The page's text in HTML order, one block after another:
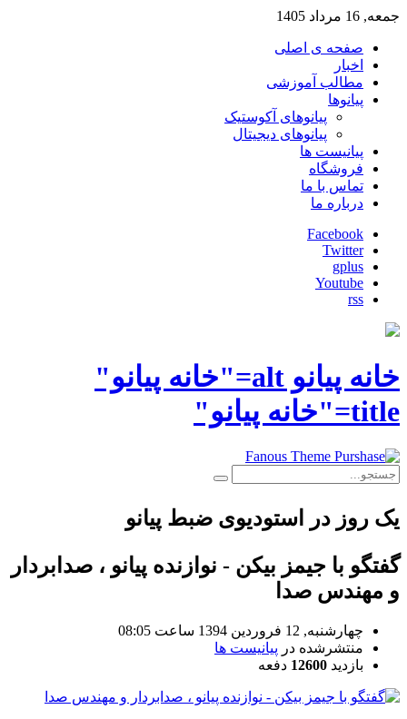
جمعه, 16 مرداد 1405
صفحه ی اصلی
اخبار
مطالب آموزشی
پیانوها
پیانوهای آکوستیک
پیانوهای دیجیتال
پیانیست ها
فروشگاه
تماس با ما
درباره ما
Facebook
Twitter
gplus
Youtube
rss
خانه پیانو alt="خانه پیانو"
title="خانه پیانو"
یک روز در استودیوی ضبط پیانو
گفتگو با جيمز بيكن - نوازنده پیانو ، صدابردار
و مهندس صدا
چهارشنبه, 12 فروردين 1394 ساعت 08:05
منتشرشده در پیانیست ها
بازدید 12600 دفعه